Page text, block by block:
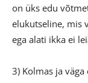
on üks edu
elukutseline, mis
ega alati ikka ei
3) Kolmas ja